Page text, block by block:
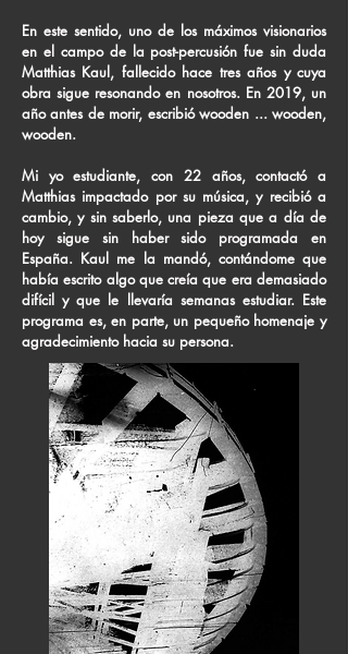
En este sentido, uno de los máximos visionarios
en el campo de la post-percusión fue sin duda
Matthias Kaul, fallecido hace tres años y cuya
obra sigue resonando en nosotros. En 2019, un
año antes de morir, escribió wooden ... wooden,
wooden.
Mi yo estudiante, con 22 años, contactó a
Matthias impactado por su música, y recibió a
cambio, y sin saberlo, una pieza que a día de
hoy sigue sin haber sido programada en
España. Kaul me la mandó, contándome que
había escrito algo que creía que era demasiado
difícil y que le llevaría semanas estudiar. Este
programa es, en parte, un pequeño homenaje y
agradecimiento hacia su persona.